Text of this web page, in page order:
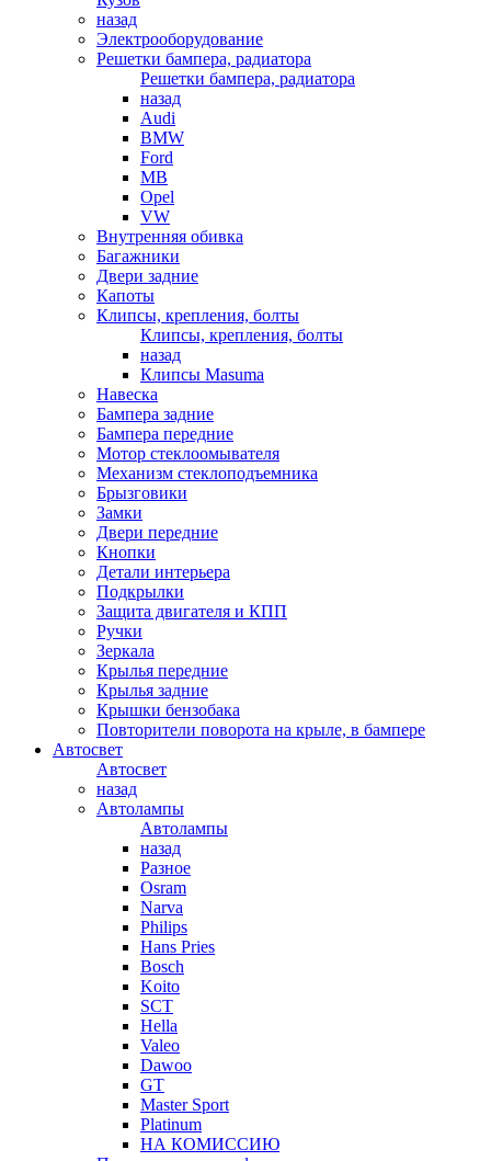
назад
Электрооборудование
Решетки бампера, радиатора
Решетки бампера, радиатора
назад
Audi
BMW
Ford
MB
Opel
VW
Внутренняя обивка
Багажники
Двери задние
Капоты
Клипсы, крепления, болты
Клипсы, крепления, болты
назад
Клипсы Masuma
Навеска
Бампера задние
Бампера передние
Мотор стеклоомывателя
Механизм стеклоподъемника
Брызговики
Замки
Двери передние
Кнопки
Детали интерьера
Подкрылки
Защита двигателя и КПП
Ручки
Зеркала
Крылья передние
Крылья задние
Крышки бензобака
Повторители поворота на крыле, в бампере
Автосвет
Автосвет
назад
Автолампы
Автолампы
назад
Разное
Osram
Narva
Philips
Hans Pries
Bosch
Koito
SCT
Hella
Valeo
Dawoo
GT
Master Sport
Platinum
НА КОМИССИЮ